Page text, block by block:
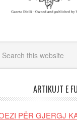
ARTIKUJT E
PËR GJERGJ